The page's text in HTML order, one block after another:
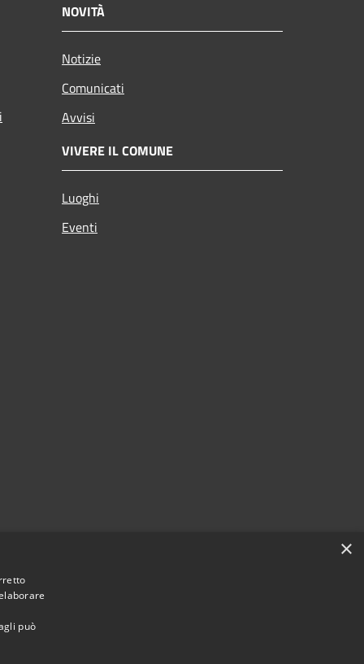
NOVITÀ
Notizie
Comunicati
Avvisi
VIVERE IL COMUNE
Luoghi
Eventi
×
può